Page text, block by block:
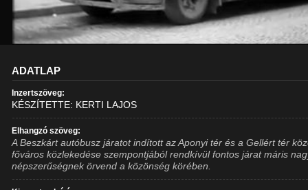
ADATLAP
Inzertszöveg:
KÉSZÍTETTE: KERTI LAJOS
Elhangzó szöveg:
A Beszkárt autóbusz járatot indított az Aponyi tér és a Gellért tér
főváros közlekedése szempontjából rendkívül fontos járat máris
népszerűségnek örvend a közönség körében.